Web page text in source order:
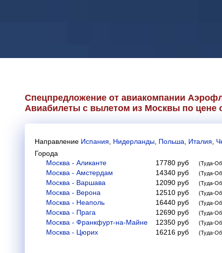
Спецпредложение от авиакомпании
Авиабилеты с вылетом из Москвы по цене
Направление Испания Нидерланды Польша Италия
Города
Москва - Аликанте
17780 руб (Туда-
Москва - Амстердам 14340 руб (Туда-
Москва - Варшава 12090 руб (Туда-
Москва - Верона 12510 руб (Туда-
Москва - Неаполь 16440 руб (Туда-
Москва - Прага 12690 руб (Туда-
Москва - Франкфурт-на-Майне 12350 руб (Туда-
Москва - Цюрих 16216 руб (Туда-